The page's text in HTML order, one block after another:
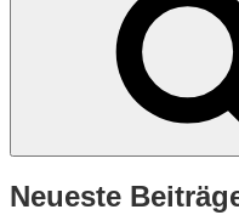
Neueste